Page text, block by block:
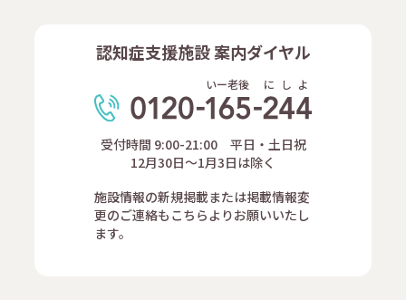
認知症支援施設 案内ダイヤル
いー老後 に し よ
受付時間 9:00-21:00 平日・土日祝
12月30日～1月3日は除く
施設情報の新規掲載または掲載情報変
更のご連絡もこちらよりお願いいたし
ます。